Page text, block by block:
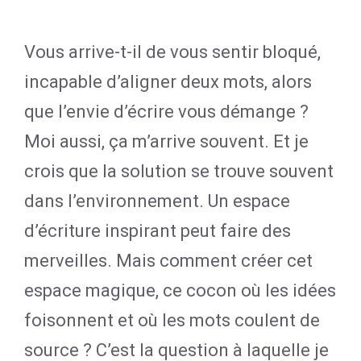
Vous arrive-t-il de vous sentir bloqué,
incapable d’aligner deux mots, alors
que l’envie d’écrire vous démange ?
Moi aussi, ça m’arrive souvent. Et je
crois que la solution se trouve souvent
dans l’environnement. Un espace
d’écriture inspirant peut faire des
merveilles. Mais comment créer cet
espace magique, ce cocon où les idées
foisonnent et où les mots coulent de
source ? C’est la question à laquelle je